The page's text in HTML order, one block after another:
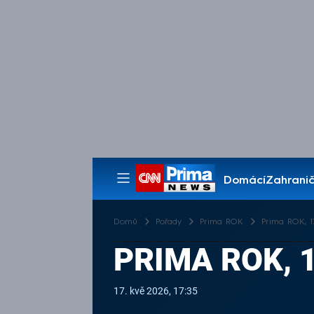
Domácí
Pořady
Domů Pořady Prima ROK Prima ROK,
PRIMA ROK,
17. kvě 2026, 17:35